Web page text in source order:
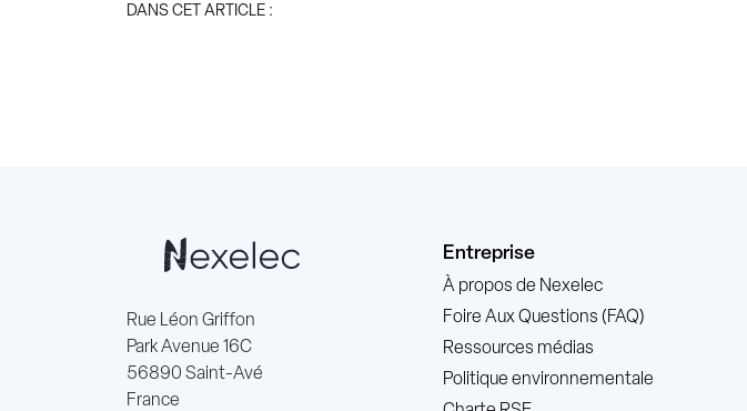
DANS CET ARTICLE :
Rue Léon Griffon
Park Avenue 16C
56890 Saint-Avé
France
Entreprise
À propos de Nexelec
Foire Aux Questions (FAQ)
Ressources médias
Politique environnementale